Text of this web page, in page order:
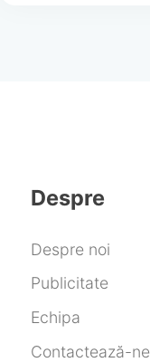
Despre
Despre noi
Publicitate
Echipa
Contactează-ne